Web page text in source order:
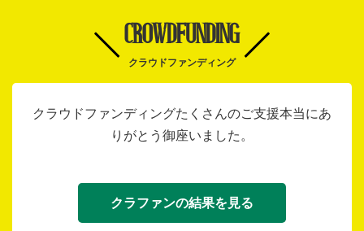
CROWDFUNDING
クラウドファンディング
クラウドファンディングたくさんのご支援本当にあ
りがとう御座いました。
クラファンの結果を見る